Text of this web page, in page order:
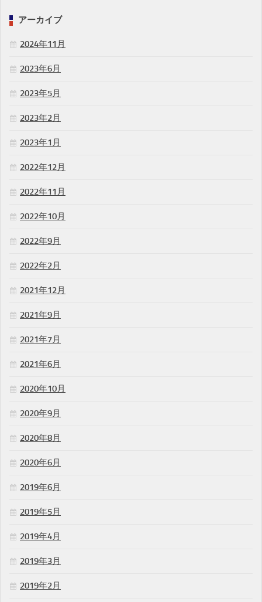
アーカイブ
2024年11月
2023年6月
2023年5月
2023年2月
2023年1月
2022年12月
2022年11月
2022年10月
2022年9月
2022年2月
2021年12月
2021年9月
2021年7月
2021年6月
2020年10月
2020年9月
2020年8月
2020年6月
2019年6月
2019年5月
2019年4月
2019年3月
2019年2月